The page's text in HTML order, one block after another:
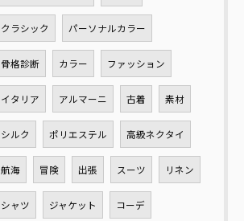
クラシック パーソナルカラー
骨格診断 カラー ファッション
イタリア アルマーニ 古着 素材
シルク ポリエステル 高級ネクタイ
航海 冒険 出張 スーツ リネン
シャツ ジャケット コーデ